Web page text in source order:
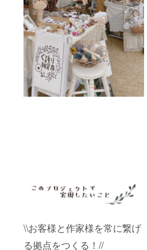
\\お客様と作家様を常に繋げ
る拠点をつくる！//